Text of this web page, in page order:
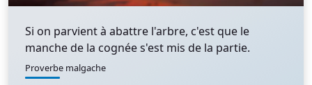
Si on parvient à abattre l'arbre, c'est que le
manche de la cognée s'est mis de la partie.
Proverbe malgache